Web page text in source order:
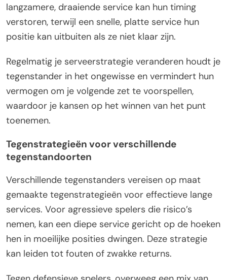
langzamere, draaiende service kan hun timing
verstoren, terwijl een snelle, platte service hun
positie kan uitbuiten als ze niet klaar zijn.
Regelmatig je serveerstrategie veranderen houdt je
tegenstander in het ongewisse en vermindert hun
vermogen om je volgende zet te voorspellen,
waardoor je kansen op het winnen van het punt
toenemen.
Tegenstrategieën voor verschillende
tegenstandoorten
Verschillende tegenstanders vereisen op maat
gemaakte tegenstrategieën voor effectieve lange
services. Voor agressieve spelers die risico’s
nemen, kan een diepe service gericht op de hoeken
hen in moeilijke posities dwingen. Deze strategie
kan leiden tot fouten of zwakke returns.